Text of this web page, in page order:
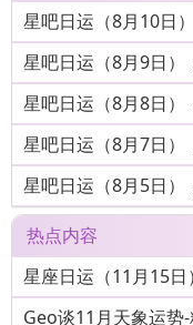
星吧日运（8月10日
星吧日运（8月9日）
星吧日运（8月8日）
星吧日运（8月7日）
星吧日运（8月5日）
热点内容
星座日运（11月15
Geo谈11月天象运势